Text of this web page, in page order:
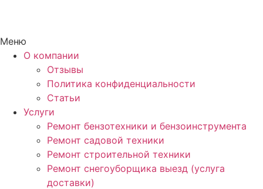
Меню
О компании
Отзывы
Политика конфиденциальности
Статьи
Услуги
Ремонт бензотехники и бензоинструмента
Ремонт садовой техники
Ремонт строительной техники
Ремонт снегоуборщика выезд (услуга
доставки)